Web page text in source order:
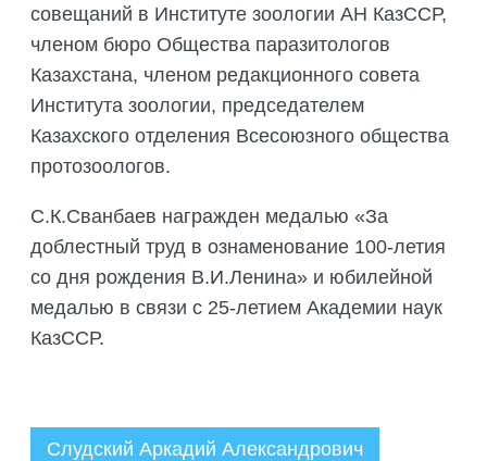
совещаний в Институте зоологии АН КазССР,
членом бюро Общества паразитологов
Казахстана, членом редакционного совета
Института зоологии, председателем
Казахского отделения Всесоюзного общества
протозоологов.
С.К.Сванбаев награжден медалью «За
доблестный труд в ознаменование 100-летия
со дня рождения В.И.Ленина» и юбилейной
медалью в связи с 25-летием Академии наук
КазССР.
Слудский Аркадий Александрович